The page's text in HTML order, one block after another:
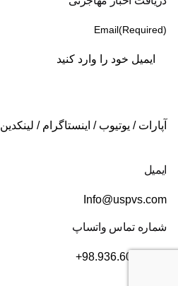
Email(Required)
آپارات / یوتیوب / اینستاگرام / لینکدین
ایمیل
Info@uspvs.com
شماره تماس واتساپ
+98.936.606.3632